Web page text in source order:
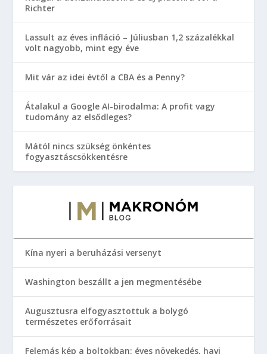
Richter
Lassult az éves infláció – Júliusban 1,2 százalékkal
volt nagyobb, mint egy éve
Mit vár az idei évtől a CBA és a Penny?
Átalakul a Google AI-birodalma: A profit vagy
tudomány az elsődleges?
Mától nincs szükség önkéntes
fogyasztáscsökkentésre
Kína nyeri a beruházási versenyt
Washington beszállt a jen megmentésébe
Augusztusra elfogyasztottuk a bolygó
természetes erőforrásait
Felemás kép a boltokban: éves növekedés, havi